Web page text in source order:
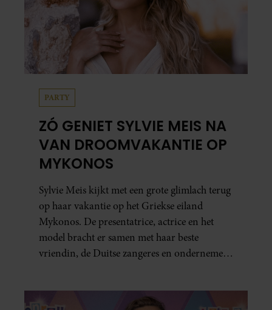
PARTY
ZÓ GENIET SYLVIE MEIS NA
VAN DROOMVAKANTIE OP
MYKONOS
Sylvie Meis kijkt met een grote glimlach terug
op haar vakantie op het Griekse eiland
Mykonos. De presentatrice, actrice en het
model bracht er samen met haar beste
vriendin, de Duitse zangeres en ondernemer
zonovergoten bestemming én vertelt ze hoe